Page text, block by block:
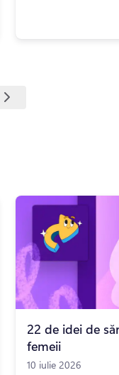
22 de idei de
femeii
10 iulie 2026